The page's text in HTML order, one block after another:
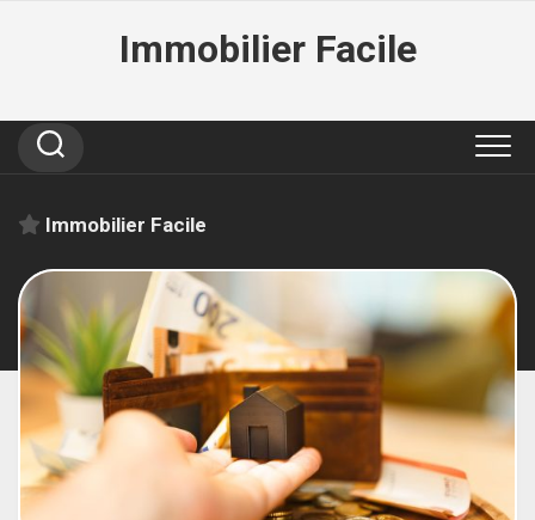
Immobilier Facile
Immobilier Facile